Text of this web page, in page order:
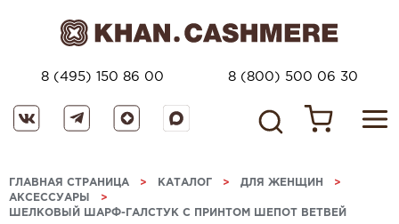
8 (495) 150 86 00 8 (800) 500 06 30
ГЛАВНАЯ СТРАНИЦА > КАТАЛОГ > ДЛЯ ЖЕНЩИН >
АКСЕССУАРЫ >
ШЕЛКОВЫЙ ШАРФ-ГАЛСТУК С ПРИНТОМ ШЕПОТ ВЕТВЕЙ